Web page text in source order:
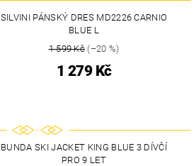
SILVINI PÁNSKÝ DRES MD2226 CARNIO
BLUE L
1 599 Kč(–20 %)
1 279 Kč
BUNDA SKI JACKET KING BLUE 3 DÍVČÍ
PRO 9 LET